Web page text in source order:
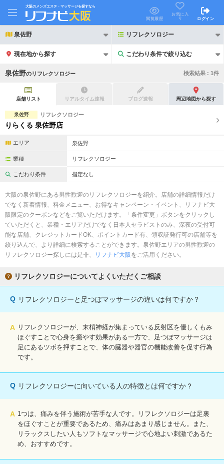
大阪のメンズエステ・マッサージを探すなら
閲覧履歴
お気に入
り
ログイン
泉佐野 リフレクソロジー
現在地から探す こだわり条件で絞り込む
こだわり条件で絞り込む
21時以降も受付
2名様歓迎 団体様歓迎
完全個室 半個室あり
ペアルームあり シャワー室完備
専用駐車場あり 有資格者在籍
スタッフ指名可 Ｗセラピスト
駅から徒歩5分以内
泉佐野のリフレクソロジー 検索結果 : 1件
店舗リスト リアルタイム速報 ブログ速報 周辺地図から探す
泉佐野 リフレクソロジー
りらくる 泉佐野店
エリア 泉佐野
業種 リフレクソロジー
こだわり条件 指定なし
大阪の泉佐野にある男性歓迎のリフレクソロジーを紹介。店舗の詳細情報だけ
でなく新着情報、料金メニュー、お得なキャンペーン・イベント、リフナビ大
阪限定のクーポンなどをご覧いただけます。「条件変更」ボタンをクリックし
ていただくと、業種・エリアだけでなく日本人セラピストのみ、深夜の受付可
能な店舗、クレジットカードOK、ポイントカード有、領収証発行可の店舗等を
絞り込んで、より詳細に検索することができます。泉佐野エリアの男性歓迎の
リフレクソロジー探しには是非、
リフナビ大阪 をご活用ください。
リフレクソロジーについてよくいただくご相談
Q リフレクソロジーと足つぼマッサージの違いは何ですか？
A リフレクソロジーが、末梢神経が集まっている反射区を優しくもみ
ほぐすことで心身を癒やす効果がある一方で、足つぼマッサージは
足にあるツボを押すことで、体の臓器や器官の機能改善を促す行為
です。
Q リフレクソロジーに向いている人の特徴とは何ですか？
A 1つは、痛みを伴う施術が苦手な人です。リフレクソロジーは足裏
をほぐすことが重要であるため、痛みはあまり感じません。また、
リラックスしたい人もソフトなマッサージで心地よい刺激であるた
め、おすすめです。